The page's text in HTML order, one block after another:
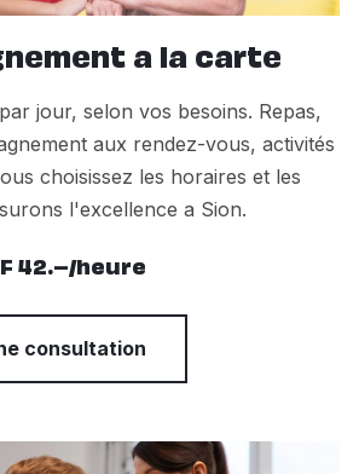
a la carte
jour, selon vos besoins. Repas,
aux rendez-vous, activités
choisissez les horaires et les
l'excellence a Sion.
42.–/heure
consultation